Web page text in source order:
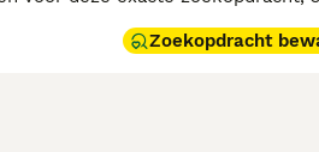
Zoekopdracht